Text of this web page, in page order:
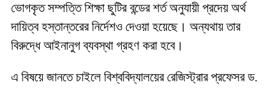
ভোগকৃত সম্পত্তি শিক্ষা ছুটির বন্ডের শর্ত অনুযায়ী প্রদেয় অর্থ
দায়িত্ব হস্তান্তরের নির্দেশও দেওয়া হয়েছে। অন্যথায় তার
বিরুদ্ধে আইনানুগ ব্যবস্থা গ্রহণ করা হবে।
এ বিষয়ে জানতে চাইলে বিশ্ববিদ্যালয়ের রেজিস্ট্রার প্রফেসর ড.